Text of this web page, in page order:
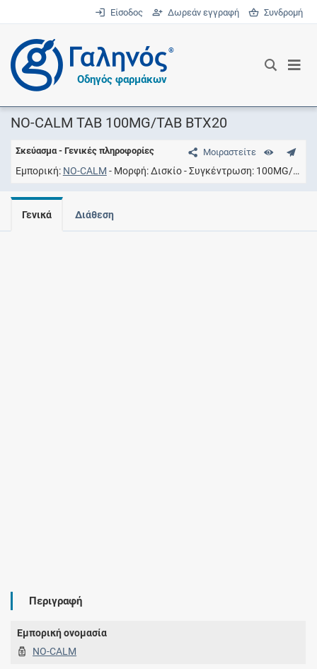
Είσοδος Δωρεάν εγγραφή Συνδρομή
®
Οδηγός φαρμάκων
NO-CALM TAB 100MG/TAB ΒΤΧ20
Μοιραστείτε
Σκεύασμα - Γενικές πληροφορίες
Εμπορική NO-CALM Μορφή Δισκίο Συγκέντρωση 100MG/TAB
Γενικά Διάθεση
Περιγραφή
Εμπορική ονομασία
NO-CALM